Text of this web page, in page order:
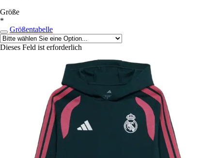
Größe
*
Größentabelle
Dieses Feld ist erforderlich